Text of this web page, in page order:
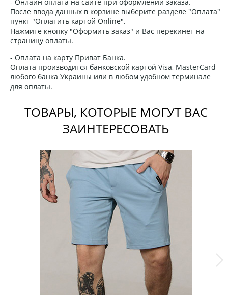
После ввода данных в корзине выберите разделе "Оплата"
пункт "Оплатить картой Online".
Нажмите кнопку "Оформить заказ" и Вас перекинет на
страницу оплаты.
- Оплата на карту Приват Банка.
Оплата производится банковской картой Visa, MasterCard
любого банка Украины или в любом удобном терминале
для оплаты.
ТОВАРЫ, КОТОРЫЕ МОГУТ ВАС
ЗАИНТЕРЕСОВАТЬ